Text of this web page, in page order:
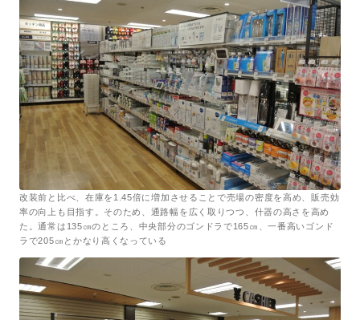
改装前と比べ、在庫を1.45倍に増加させることで売場の密度を高め、販売効
率の向上も目指す。そのため、通路幅を広く取りつつ、什器の高さを高め
た。通常は135㎝のところ、中央部分のゴンドラで165㎝、一番高いゴンド
ラで205㎝とかなり高くなっている